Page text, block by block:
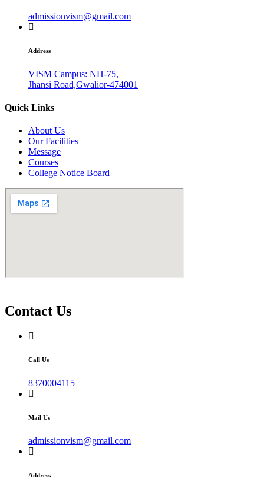
admissionvism@gmail.com
Address
VISM Campus: NH-75,
Jhansi Road,Gwalior-474001
Quick Links
About Us
Our Facilities
Message
Courses
College Notice Board
Contact Us
Call Us
8370004115
Mail Us
admissionvism@gmail.com
Address